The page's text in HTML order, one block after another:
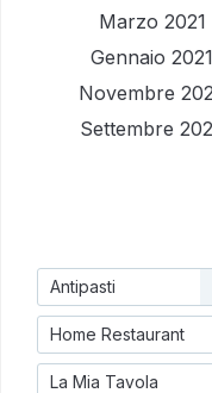
Marzo 2021
Gennaio 2021
Novembre
Settembre
Antipasti
Home Restaurant
La Mia Tavola